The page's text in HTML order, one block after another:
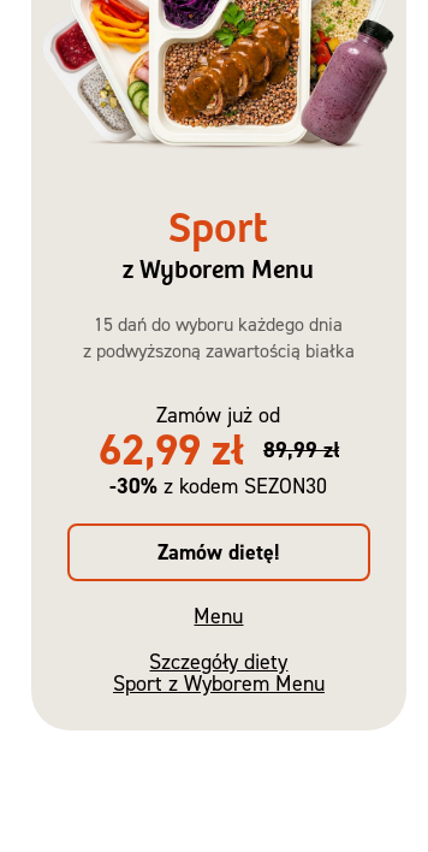
Sport
z Wyborem Menu
15 dań do wyboru każdego dnia
z podwyższoną zawartością białka
Zamów już od
62,99 zł
89,99 zł
-30% z kodem SEZON30
Zamów dietę!
Menu
Szczegóły diety
Sport z Wyborem Menu